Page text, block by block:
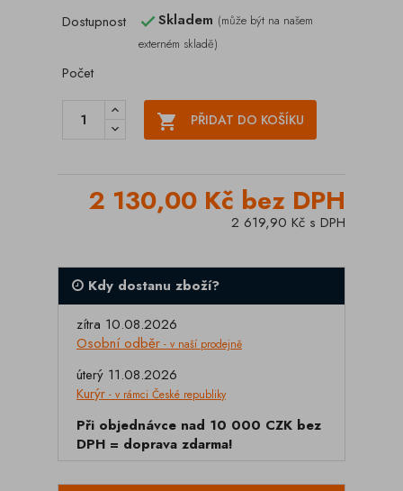
Dostupnost
Skladem (může být na našem
externém skladě)
Počet
 PŘIDAT DO KOŠÍKU
2 130,00 Kč bez DPH
2 619,90 Kč s DPH
Kdy dostanu zboží?
zítra 10.08.2026
Osobní odběr - v naší prodejně
úterý 11.08.2026
Kurýr - v rámci České republiky
Při objednávce nad 10 000 CZK bez
DPH = doprava zdarma!